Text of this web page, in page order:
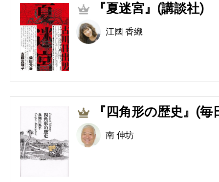
2 『夏迷宮』(講談社)
江國 香織
3 『四角形の歴史』(毎
南 伸坊